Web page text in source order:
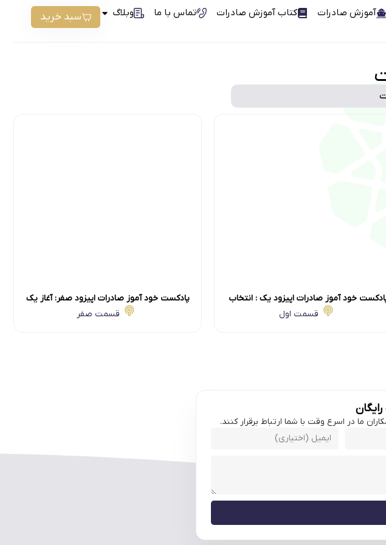
آموزش صادرات کتاب آموزش صادرات تماس با ما وبلاگ سبد خرید
خود آموز صادرات اپیزود یک : انتخاب
محصول
قسمت اول
پادکست خود آموز صادرات اپیزود صفر: آغاز یک
مسیر تازه
قسمت صفر
ما در اسرع وقت با شما ارتباط برقرار کنند.